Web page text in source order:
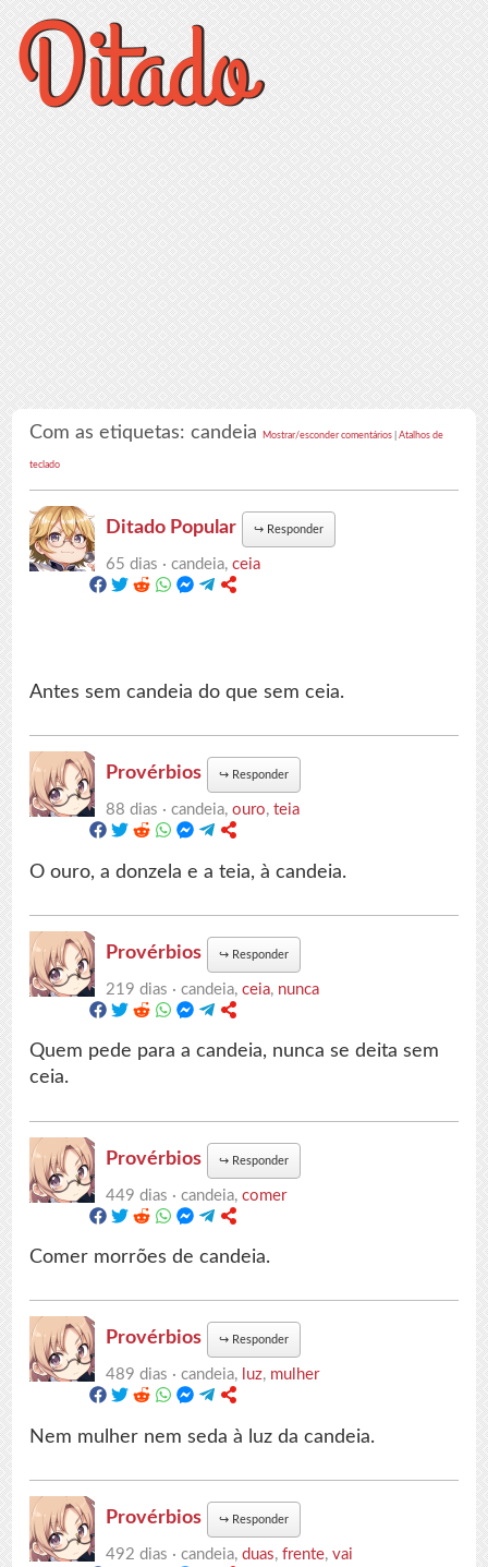
Com as etiquetas: candeiaMostrar/esconder comentários |Atalhos de
teclado
Ditado Popular ↪ Responder
65 dias ·candeia,ceia
Antes sem candeia do que sem ceia.
Provérbios ↪ Responder
88 dias ·candeia,ouro,teia
O ouro, a donzela e a teia, à candeia.
Provérbios ↪ Responder
219 dias ·candeia,ceia, nunca
Quem pede para a candeia, nunca se deita sem
ceia.
Provérbios ↪ Responder
449 dias ·candeia,comer
Comer morrões de candeia.
Provérbios ↪ Responder
489 dias ·candeia, luz, mulher
Nem mulher nem seda à luz da candeia.
Provérbios ↪ Responder
492 dias ·candeia,duas,frente,vai